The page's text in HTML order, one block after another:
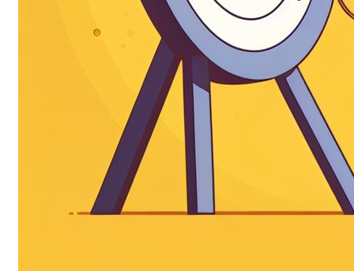
3 tầng của Chuyển đổi Marketing thông
Read more